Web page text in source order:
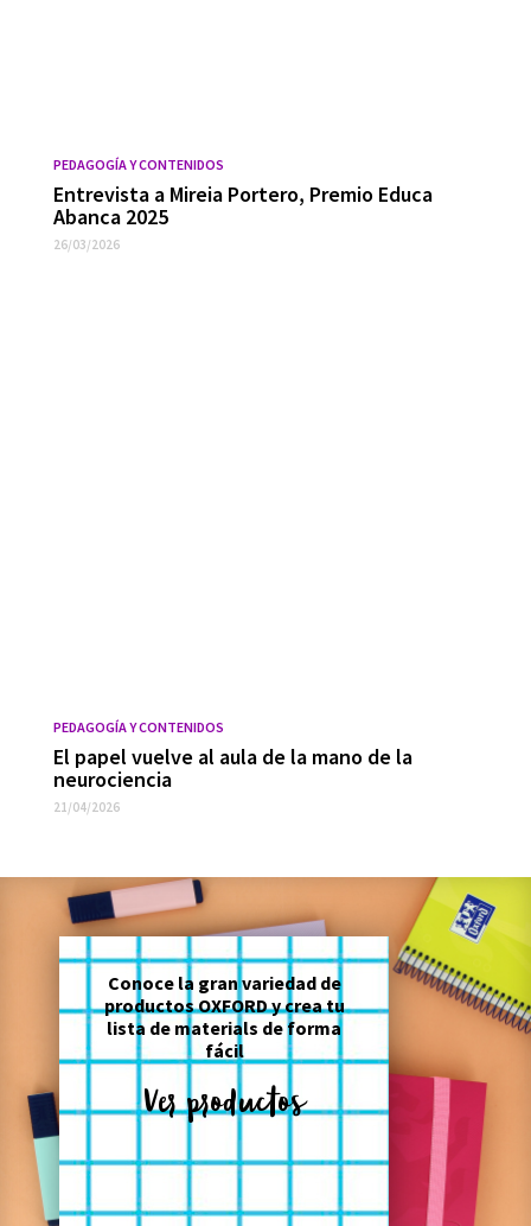
PEDAGOGÍA Y CONTENIDOS
Entrevista a Mireia Portero, Premio Educa
Abanca 2025
26/03/2026
PEDAGOGÍA Y CONTENIDOS
El papel vuelve al aula de la mano de la
neurociencia
21/04/2026
Conoce la gran variedad de
productos OXFORD y crea tu
lista de materials de forma
fácil
Ver productos